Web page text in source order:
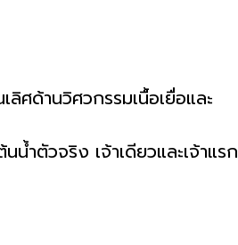
ศด้านวิศวกรรมเนื้อเยื่อและ
ำตัวจริง เจ้าเดียวและเจ้าแรก